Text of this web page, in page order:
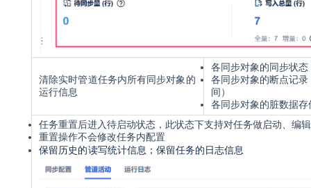
清除实时管道任务内所有同步对象的
运行信息
各同步对象的同步状态
各同步对象的断点记
间）
各同步对象的脏数据存
任务重置后进入待启动状态，此状态下支持对任务做启动、编
重置操作不会修改任务内配置
保留历史的读写统计信息；保留任务的日志信息